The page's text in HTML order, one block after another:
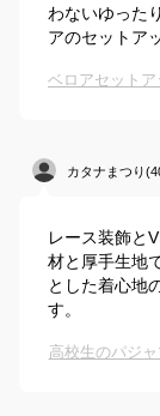
わないゆった
アのセットア
カタナまつり
レース装飾と
材と厚手生地
とした着心地
す。
高校生のパジ